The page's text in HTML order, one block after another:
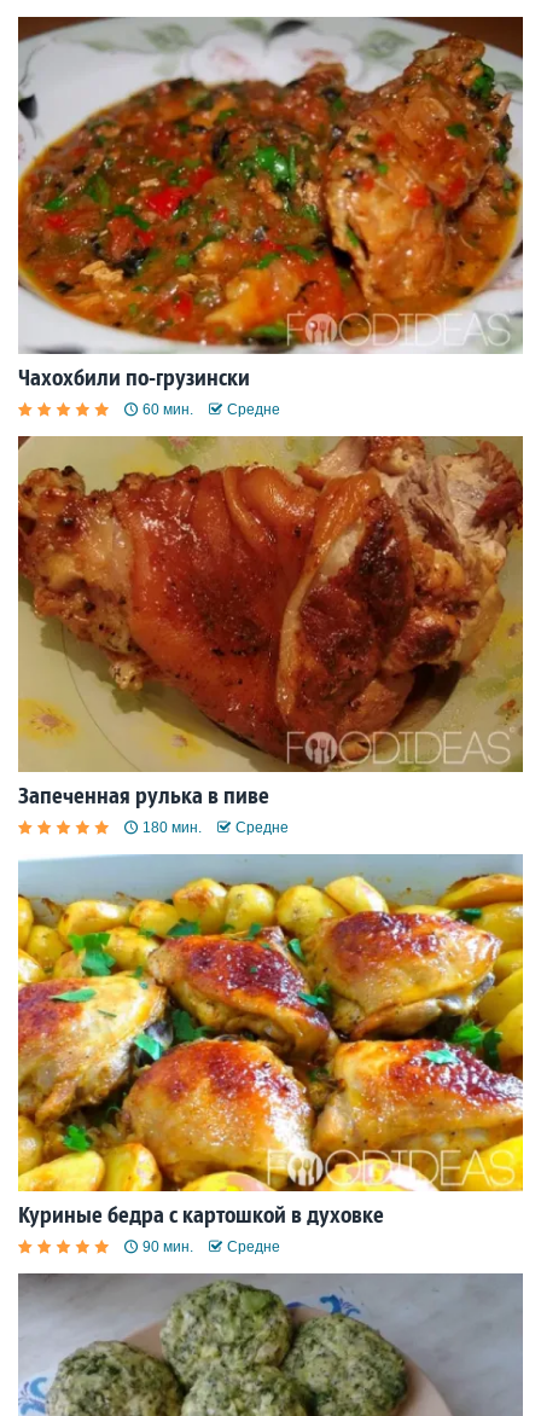
Чахохбили по-грузински
60 мин. Средне
Запеченная рулька в пиве
180 мин. Средне
Куриные бедра с картошкой в духовке
90 мин. Средне